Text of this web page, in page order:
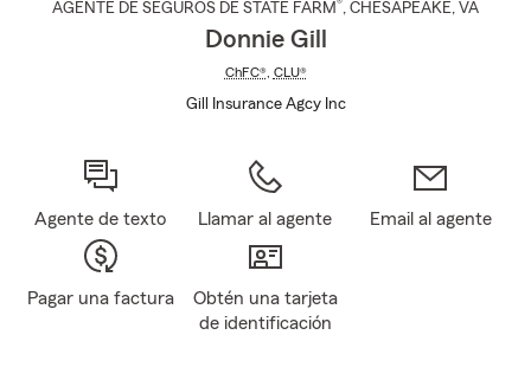
AGENTE DE SEGUROS DE STATE FARM®, CHESAPEAKE, VA
Donnie Gill
ChFC®, CLU®
Gill Insurance Agcy Inc
Agente de texto Llamar al agente Email al agente
Pagar una factura
Obtén una tarjeta
de identificación